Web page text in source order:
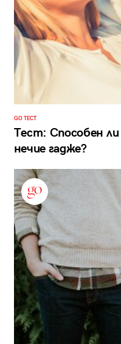
GO ТЕСТ
Тест: Способен
нечие гадже?